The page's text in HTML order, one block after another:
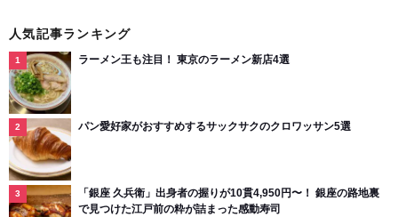
人気記事ランキング
ラーメン王も注目！ 東京のラーメン新店4選
パン愛好家がおすすめするサックサクのクロワッサン5選
「銀座 久兵衛」出身者の握りが10貫4,950円〜！ 銀座の路地裏
で見つけた江戸前の粋が詰まった感動寿司